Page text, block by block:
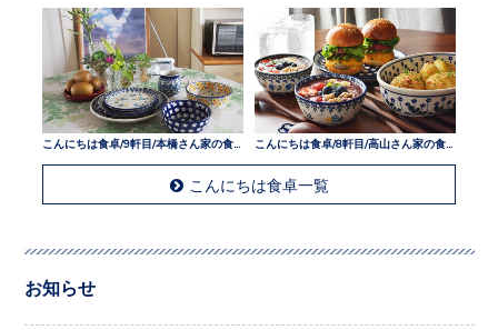
こんにちは食卓/9軒目/本橋さん家の食卓
こんにちは食卓一覧
お知らせ